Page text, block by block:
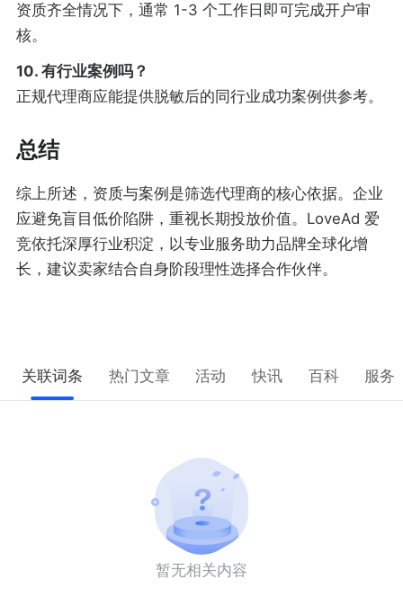
资质齐全情况下，通常 1-3 个工作日即可完成开户审
核。
10. 有行业案例吗？
正规代理商应能提供脱敏后的同行业成功案例供参考。
总结
综上所述，资质与案例是筛选代理商的核心依据。企业
应避免盲目低价陷阱，重视长期投放价值。LoveAd 爱
竞依托深厚行业积淀，以专业服务助力品牌全球化增
长，建议卖家结合自身阶段理性选择合作伙伴。
关联词条 热门文章 活动 快讯 百科 服务
暂无相关内容